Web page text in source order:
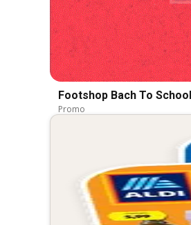
Footshop Bach To School
Promo